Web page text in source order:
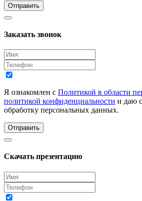
Отправить
Заказать звонок
Я ознакомлен с Политикой в области
политикой конфиденциальности и даю
обработку персональных данных.
Отправить
Скачать презентацию